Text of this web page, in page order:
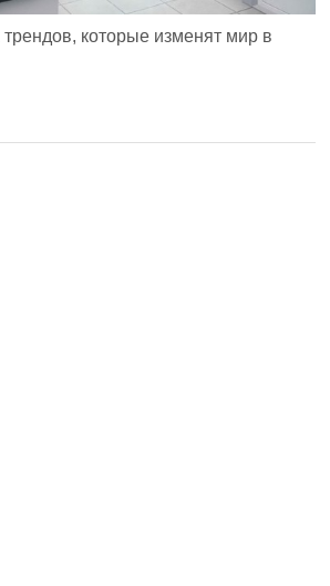
трендов, которые изменят мир в